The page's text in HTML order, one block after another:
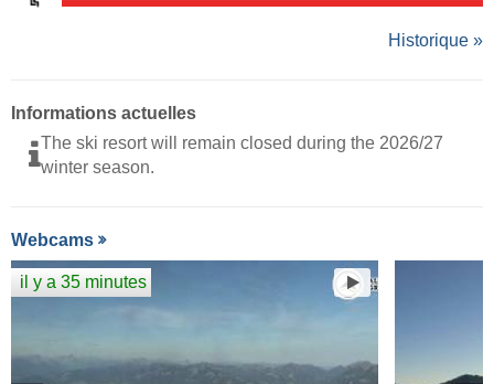
Historique »
Informations actuelles
The ski resort will remain closed during the 2026/27
winter season.
Webcams
il y a 35 minutes